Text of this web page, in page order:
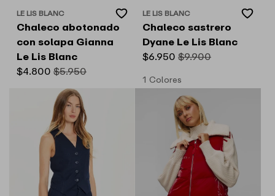
Proveedor:
LE LIS BLANC
Add
to
Wishlist
Chaleco abotonado
con solapa Gianna
Le Lis Blanc
Precio
$4.800 Precio
habitual
$5.950
Proveedor:
LE LIS BLANC
Add
to
Chaleco sastrero
Dyane Le Lis Blanc
Precio
oferta
$6.950 Precio
$9.900
1 Colores